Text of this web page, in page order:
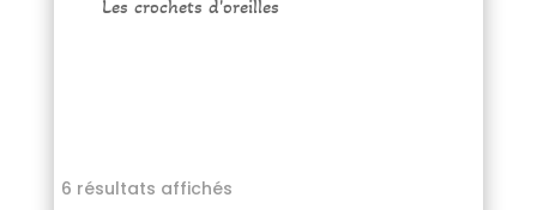
Les crochets d'oreilles
6 résultats affichés